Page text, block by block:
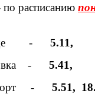
по расписанию
- 5.11,
- 5.41,
- 5.51,